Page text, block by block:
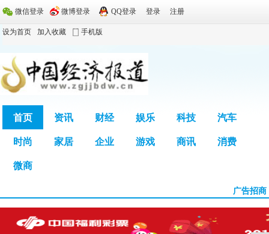
微信登录 微博登录 QQ登录 登录 注册
设为首页 加入收藏 手机版
首页 资讯 财经 娱乐 科技 汽车
时尚 家居 企业 游戏 商讯 消费
微商
广告招商